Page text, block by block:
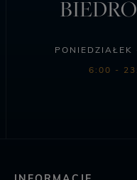
PONIEDZIAŁEK
6:00 -